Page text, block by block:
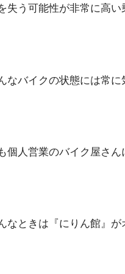
失う可能性が非常に高い
なバイクの状態には常
個人営業のバイク屋さ
なときは『にりん館』が